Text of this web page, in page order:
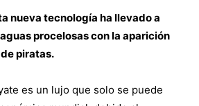
nueva tecnología ha llevado a
procelosas con la aparición
piratas.
es un lujo que solo se puede